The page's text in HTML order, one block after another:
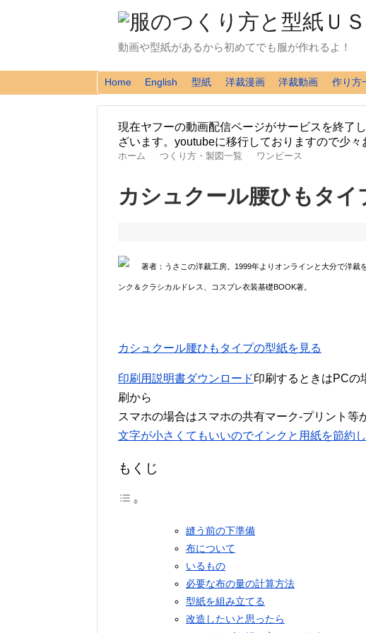
動画や型紙があるから初めてでも服が作れるよ！
Home English 型紙 洋裁漫画 洋裁動画 作り方
現在ヤフーの動画配信ページがサービスを終了
ざいます。youtubeに移行しておりますので少
ホーム つくり方・製図一覧 ワンピース
カシュクール腰ひもタイ
著者：うさこの洋裁工房。1999年よりオンラインと大分で洋
ンク＆クラシカルドレス、コスプレ衣装基礎BOOK著。
カシュクール腰ひもタイプの型紙を見る
印刷用説明書ダウンロード印刷するときはPCの
刷から
スマホの場合はスマホの共有マーク-プリント等
文字が小さくてもいいのでインクと用紙を節約
もくじ
縫う前の下準備
布について
いるもの
必要な布の量の計算方法
型紙を組み立てる
改造したいと思ったら